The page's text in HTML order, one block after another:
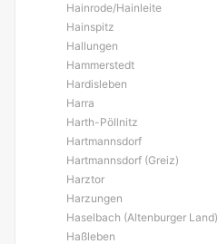
Hainrode/Hainleite
Hainspitz
Hallungen
Hammerstedt
Hardisleben
Harra
Harth-Pöllnitz
Hartmannsdorf
Hartmannsdorf (Greiz)
Harztor
Harzungen
Haselbach (Altenburger Land)
Haßleben